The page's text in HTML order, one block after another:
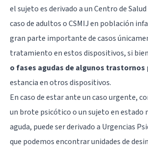
el sujeto es derivado a un Centro de
caso de adultos o CSMIJ en población
gran parte importante de casos
tratamiento en estos dispositivos, si bien
o fases agudas de algunos trastornos
estancia en otros dispositivos.
En caso de estar ante un caso urgente,
un brote psicótico o un sujeto en estado
aguda, puede ser derivado a Urgencias
que podemos encontrar unidades de